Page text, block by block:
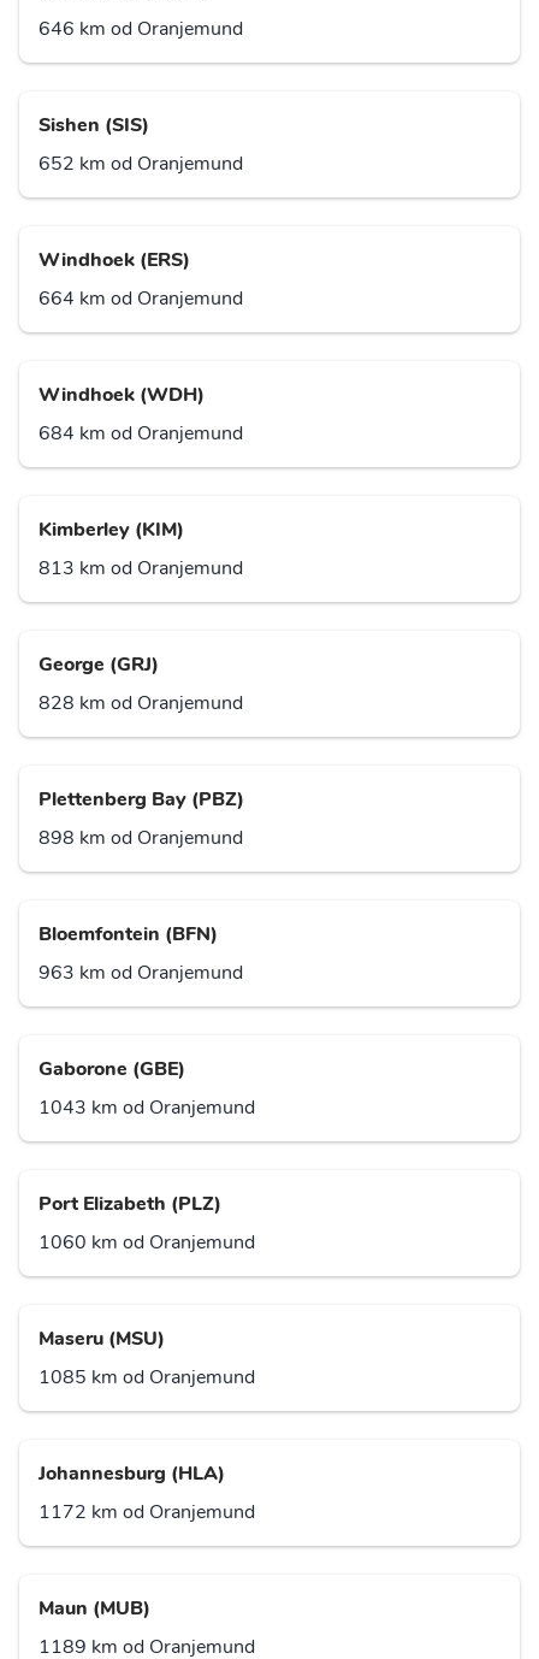
646 km od Oranjemund
Sishen (SIS)
652 km od Oranjemund
Windhoek (ERS)
664 km od Oranjemund
Windhoek (WDH)
684 km od Oranjemund
Kimberley (KIM)
813 km od Oranjemund
George (GRJ)
828 km od Oranjemund
Plettenberg Bay (PBZ)
898 km od Oranjemund
Bloemfontein (BFN)
963 km od Oranjemund
Gaborone (GBE)
1043 km od Oranjemund
Port Elizabeth (PLZ)
1060 km od Oranjemund
Maseru (MSU)
1085 km od Oranjemund
Johannesburg (HLA)
1172 km od Oranjemund
Maun (MUB)
1189 km od Oranjemund